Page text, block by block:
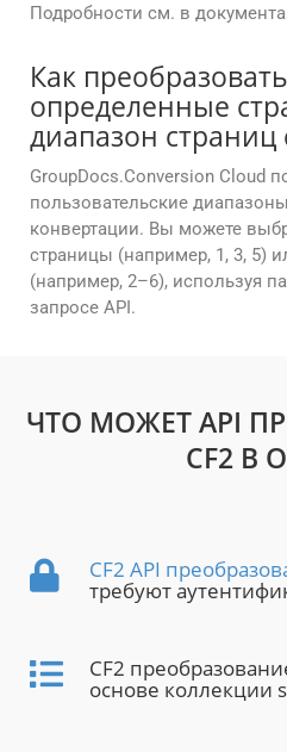
Подробности см. в
Как
определенные
диапазон страниц
GroupDocs.Conversion Cloud
пользовательские
конвертации. Вы можете
страницы (например, 1, 3, 5)
(например, 2–6), используя
запросе API.
ЧТО МОЖЕТ API
CF2 В
CF2 API
требуют
CF2
основе коллекции